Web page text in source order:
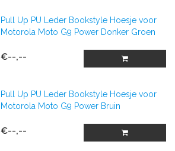
Pull Up PU Leder Bookstyle Hoesje voor
Motorola Moto G9 Power Donker Groen
€--,--
Pull Up PU Leder Bookstyle Hoesje voor
Motorola Moto G9 Power Bruin
€--,--